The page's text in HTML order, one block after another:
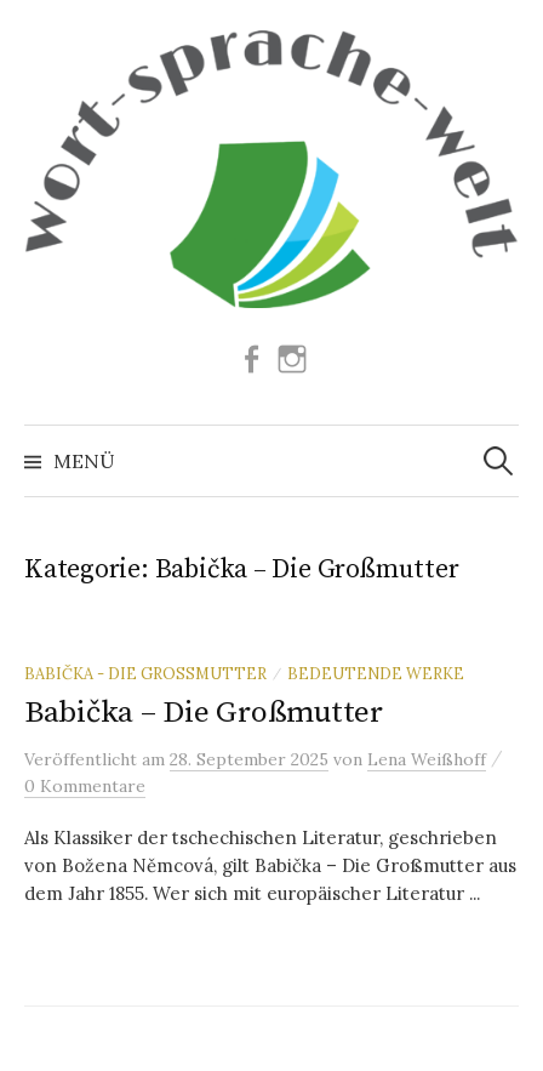
Facebook
MENÜ
Suchen
nach:
Kategorie: Babička – Die Großmutter
BABIČKA - DIE GROSSMUTTER / BEDEUTENDE WERKE
Babička – Die Großmutter
Veröffentlicht am 28. September 2025 von Lena Weißhoff /
0 Kommentare
Als Klassiker der tschechischen Literatur, geschrieben
von Božena Němcová, gilt Babička – Die Großmutter aus
dem Jahr 1855. Wer sich mit europäischer Literatur ...